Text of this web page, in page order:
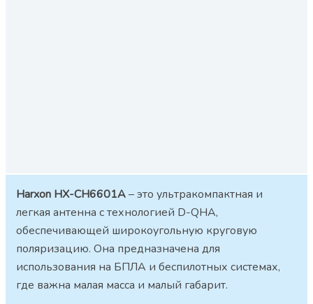
Harxon HX-CH6601A– это ультракомпактная и
легкая антенна с технологией D-QHA,
обеспечивающей широкоугольную круговую
поляризацию. Она предназначена для
использования на БПЛА и беспилотных системах,
где важна малая масса и малый габарит.